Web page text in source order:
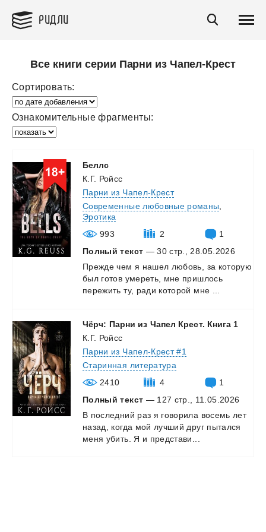
РИДЛИ
Все книги серии Парни из Чапел-Крест
Сортировать:
Ознакомительные фрагменты:
Беллс
К.Г. Ройсс
Парни из Чапел-Крест
Современные любовные романы
Эротика
993
2
1
Полный текст — 30 стр., 28.05.2026
Прежде чем я нашел любовь, за которую
был готов умереть, мне пришлось
пережить ту, ради которой мне
Чёрч: Парни из Чапел Крест. Книга 1
К.Г. Ройсс
Парни из Чапел-Крест #1
Старинная литература
2410
4
1
Полный текст — 127 стр., 11.05.2026
В последний раз я говорила восемь лет
назад,
когда мой лучший друг пытался
меня убить. Я и представи...